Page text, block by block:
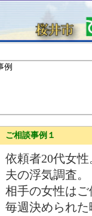
ご相談事例１
依頼者20代女
夫の浮気調査。
相手の女性は
毎週決められ